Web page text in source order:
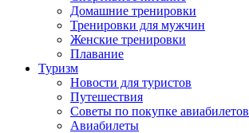
Домашние тренировки
Тренировки для мужчин
Женские тренировки
Плавание
Туризм
Новости для туристов
Путешествия
Советы по покупке авиабилетов
Авиабилеты